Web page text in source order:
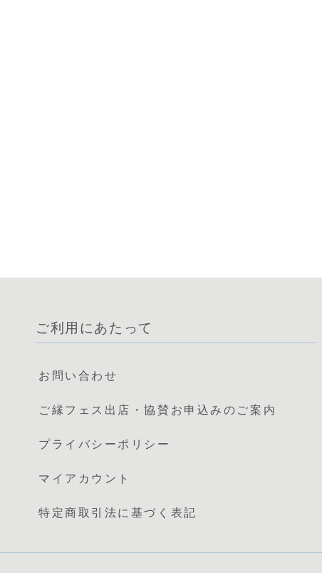
ご利用にあたって
お問い合わせ
ご縁フェス出店・協賛お申込みのご案内
プライバシーポリシー
マイアカウント
特定商取引法に基づく表記